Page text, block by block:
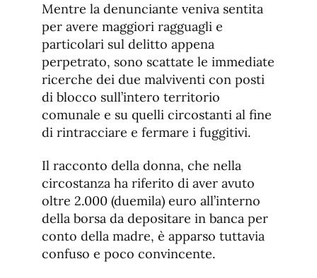
Mentre la denunciante veniva sentita
per avere maggiori ragguagli e
particolari sul delitto appena
perpetrato, sono scattate le immediate
ricerche dei due malviventi con posti
di blocco sull’intero territorio
comunale e su quelli circostanti al fine
di rintracciare e fermare i fuggitivi.
Il racconto della donna, che nella
circostanza ha riferito di aver avuto
oltre 2.000 (duemila) euro all’interno
della borsa da depositare in banca per
conto della madre, è apparso tuttavia
confuso e poco convincente.